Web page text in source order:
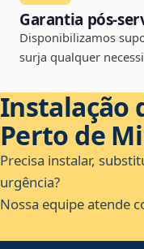
Garantia pós-
Disponibilizamos
surja qualquer
Instalação
Perto de
Precisa instalar,
urgência?
Nossa equipe atende